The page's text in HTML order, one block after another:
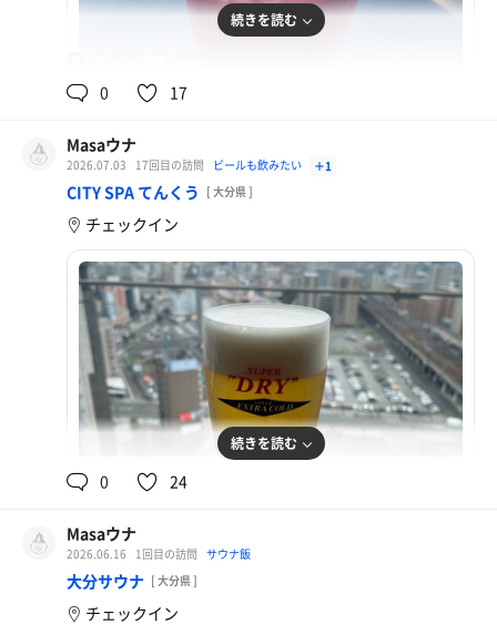
ベリーベリー豆乳スムージー
続きを読む
0 17
Masaウナ
2026.07.03 17回目の訪問 ビールも飲みたい ＋1
CITY SPA てんくう [ 大分県 ]
チェックイン
エクストラコールド
続きを読む
0 24
Masaウナ
2026.06.16 1回目の訪問 サウナ飯
大分サウナ [ 大分県 ]
チェックイン